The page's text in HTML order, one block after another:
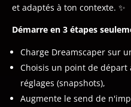
et adaptés à ton contexte. ✨
Démarre en 3 étapes
Charge Dreamscaper sur
Choisis un point de départ
réglages (snapshots),
Augmente le send de